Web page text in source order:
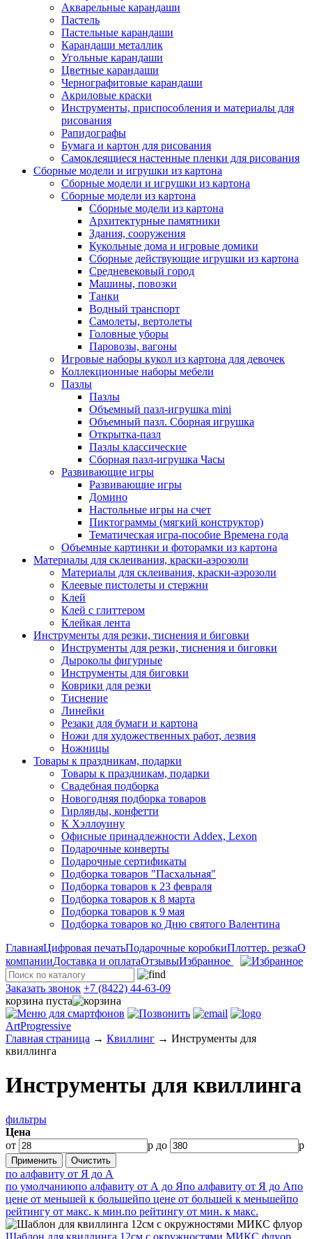
Акварельные карандаши
Пастель
Пастельные карандаши
Карандаши металлик
Угольные карандаши
Цветные карандаши
Чернографитовые карандаши
Акриловые краски
Инструменты, приспособления и материалы для
рисования
Рапидографы
Бумага и картон для рисования
Самоклеящиеся настенные пленки для рисования
Сборные модели и игрушки из картона
Сборные модели и игрушки из картона
Сборные модели из картона
Сборные модели из картона
Архитектурные памятники
Здания, сооружения
Кукольные дома и игровые домики
Сборные действующие игрушки из картона
Средневековый город
Машины, повозки
Танки
Водный транспорт
Самолеты, вертолеты
Головные уборы
Паровозы, вагоны
Игровые наборы кукол из картона для девочек
Коллекционные наборы мебели
Пазлы
Пазлы
Объемный пазл-игрушка mini
Объемный пазл. Сборная игрушка
Открытка-пазл
Пазлы классические
Сборная пазл-игрушка Часы
Развивающие игры
Развивающие игры
Домино
Настольные игры на счет
Пиктограммы (мягкий конструктор)
Тематическая игра-пособие Времена года
Объемные картинки и фоторамки из картона
Материалы для склеивания, краски-аэрозоли
Материалы для склеивания, краски-аэрозоли
Клеевые пистолеты и стержни
Клей
Клей с глиттером
Клейкая лента
Инструменты для резки, тиснения и биговки
Инструменты для резки, тиснения и биговки
Дыроколы фигурные
Инструменты для биговки
Коврики для резки
Тиснение
Линейки
Резаки для бумаги и картона
Ножи для художественных работ, лезвия
Ножницы
Товары к праздникам, подарки
Товары к праздникам, подарки
Свадебная подборка
Новогодняя подборка товаров
Гирлянды, конфетти
К Хэллоуину
Офисные принадлежности Addex, Lexon
Подарочные конверты
Подарочные сертификаты
Подборка товаров "Пасхальная"
Подборка товаров к 23 февраля
Подборка товаров к 8 марта
Подборка товаров к 9 мая
Подборка товаров ко Дню святого Валентина
ГлавнаяЦифровая печатьПодарочные коробкиПлоттер. резкаО
компанииДоставка и оплатаОтзывыИзбранное
Заказать звонок +7 (8422) 44-63-09
корзина пуста
ArtProgressive
Главная страница → Квиллинг → Инструменты для
квиллинга
Инструменты для квиллинга
фильтры
Цена
от
р до р
по алфавиту от Я до А
по умолчаниюпо алфавиту от А до Япо алфавиту от Я до Апо
цене от меньшей к большейпо цене от большей к меньшейпо
рейтингу от макс. к мин.по рейтингу от мин. к макс.
Шаблон для квиллинга 12см с окружностями МИКС флуор